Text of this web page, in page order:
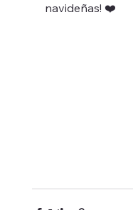
navideñas! ❤️